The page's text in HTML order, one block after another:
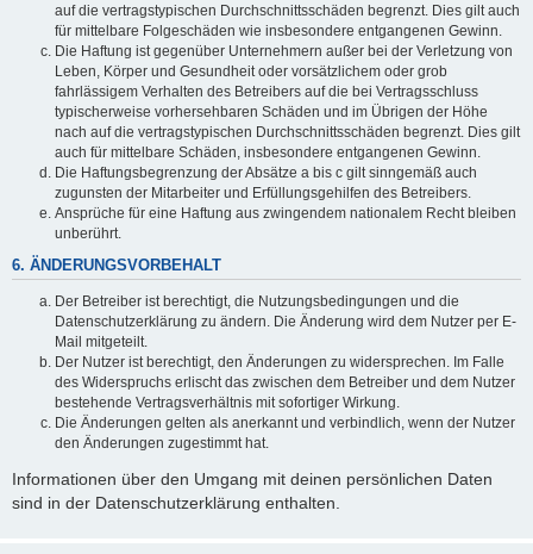
auf die vertragstypischen Durchschnittsschäden begrenzt. Dies gilt auch
für mittelbare Folgeschäden wie insbesondere entgangenen Gewinn.
Die Haftung ist gegenüber Unternehmern außer bei der Verletzung von
Leben, Körper und Gesundheit oder vorsätzlichem oder grob
fahrlässigem Verhalten des Betreibers auf die bei Vertragsschluss
typischerweise vorhersehbaren Schäden und im Übrigen der Höhe
nach auf die vertragstypischen Durchschnittsschäden begrenzt. Dies gilt
auch für mittelbare Schäden, insbesondere entgangenen Gewinn.
Die Haftungsbegrenzung der Absätze a bis c gilt sinngemäß auch
zugunsten der Mitarbeiter und Erfüllungsgehilfen des Betreibers.
Ansprüche für eine Haftung aus zwingendem nationalem Recht bleiben
unberührt.
6. ÄNDERUNGSVORBEHALT
Der Betreiber ist berechtigt, die Nutzungsbedingungen und die
Datenschutzerklärung zu ändern. Die Änderung wird dem Nutzer per E-
Mail mitgeteilt.
Der Nutzer ist berechtigt, den Änderungen zu widersprechen. Im Falle
des Widerspruchs erlischt das zwischen dem Betreiber und dem Nutzer
bestehende Vertragsverhältnis mit sofortiger Wirkung.
Die Änderungen gelten als anerkannt und verbindlich, wenn der Nutzer
den Änderungen zugestimmt hat.
Informationen über den Umgang mit deinen persönlichen Daten
sind in der Datenschutzerklärung enthalten.